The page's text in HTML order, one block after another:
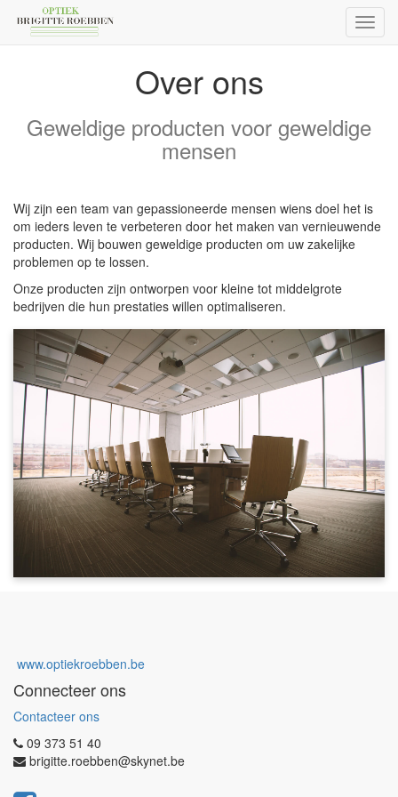
Over ons
Geweldige producten voor geweldige
mensen
Wij zijn een team van gepassioneerde mensen wiens doel het is
om ieders leven te verbeteren door het maken van vernieuwende
producten. Wij bouwen geweldige producten om uw zakelijke
problemen op te lossen.
Onze producten zijn ontworpen voor kleine tot middelgrote
bedrijven die hun prestaties willen optimaliseren.
www.optiekroebben.be
Connecteer ons
Contacteer ons
09 373 51 40
brigitte.roebben@skynet.be